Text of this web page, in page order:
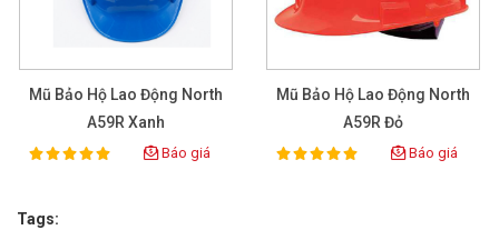
Mũ Bảo Hộ Lao Động North
A59R Xanh
Rating:
100% Báo giá
Mũ Bảo Hộ Lao Động North
A59R Đỏ
Rating:
100% Báo giá
Tags: